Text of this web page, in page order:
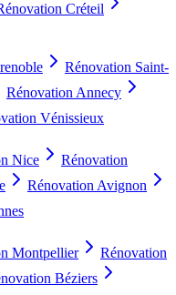
Créteil
Rénovation Saint-
Rénovation Annecy
Vénissieux
Nice
Rénovation
Rénovation Avignon
Montpellier
Rénovation
Béziers